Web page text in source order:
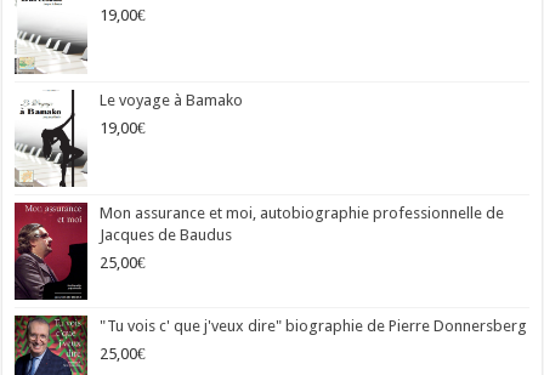
19,00€
Le voyage à Bamako
19,00€
Mon assurance et moi, autobiographie professionnelle de
Jacques de Baudus
25,00€
"Tu vois c' que j'veux dire" biographie de Pierre Donnersberg
25,00€